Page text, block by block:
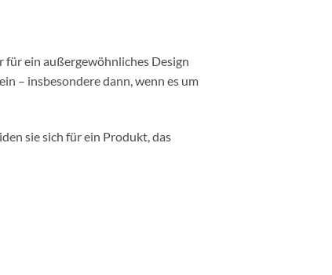
ein außergewöhnliches Design
– insbesondere dann, wenn es um
sie sich für ein Produkt, das